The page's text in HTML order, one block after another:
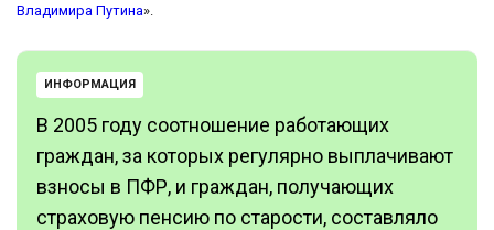
Владимира Путина».
ИНФОРМАЦИЯ
В 2005 году соотношение работающих
граждан, за которых регулярно выплачивают
взносы в ПФР, и граждан, получающих
страховую пенсию по старости, составляло